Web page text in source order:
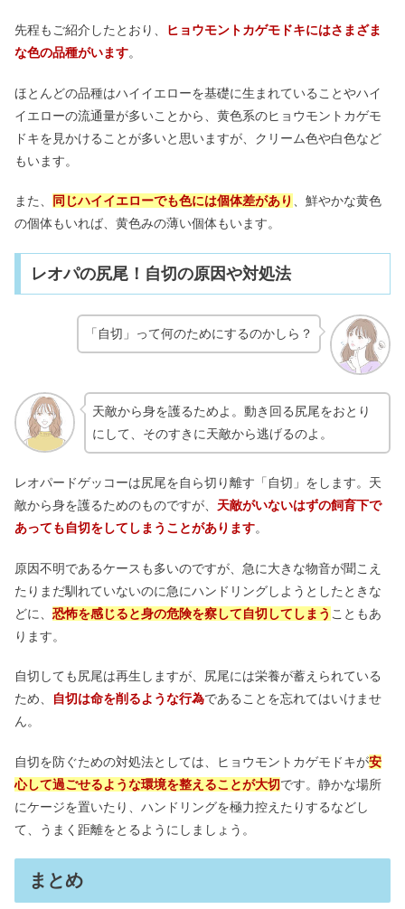
先程もご紹介したとおり、
ヒョウモントカゲモドキにはさまざま
な色の品種がいます。
ほとんどの品種はハイイエローを基礎に生まれていることやハイ
イエローの流通量が多いことから、黄色系のヒョウモントカゲモ
ドキを見かけることが多いと思いますが、クリーム色や白色など
もいます。
また、 同じハイイエローでも色には個体差があり 、鮮やかな黄色
の個体もいれば、黄色みの薄い個体もいます。
レオパの尻尾！自切の原因や対処法
「自切」って何のためにするのかしら？
天敵から身を護るためよ。動き回る尻尾をおとり
にして、そのすきに天敵から逃げるのよ。
レオパードゲッコーは尻尾を自ら切り離す「自切」をします。天
敵から身を護るためのものですが、 天敵がいないはずの飼育下で
あっても自切をしてしまうことがあります。
原因不明であるケースも多いのですが、急に大きな物音が聞こえ
たりまだ馴れていないのに急にハンドリングしようとしたときな
どに、 恐怖を感じると身の危険を察して自切してしまう こともあ
ります。
自切しても尻尾は再生しますが、尻尾には栄養が蓄えられている
ため、
自切は命を削るような行為であることを忘れてはいけませ
ん。
自切を防ぐための対処法としては、ヒョウモントカゲモドキが安
心して過ごせるような環境を整えることが大切です。静かな場所
にケージを置いたり、ハンドリングを極力控えたりするなどし
て、うまく距離をとるようにしましょう。
まとめ